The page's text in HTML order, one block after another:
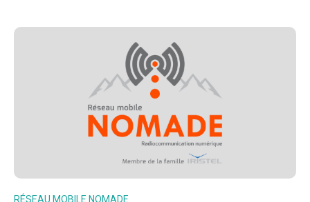
RÉSEAU MOBILE NOMADE